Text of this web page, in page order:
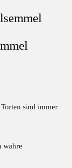
sind immer
wahre